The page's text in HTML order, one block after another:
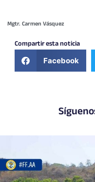
Mgtr. Carmen Vásquez
Compartir esta noticia
Facebook